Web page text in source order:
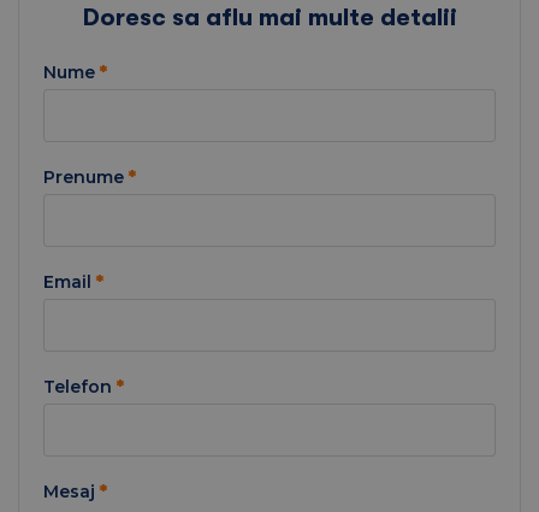
Doresc sa aflu mai multe detalii
Nume *
Prenume *
Email *
Telefon *
Mesaj *